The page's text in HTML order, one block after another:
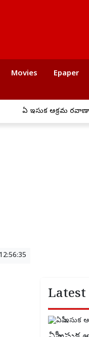
Movies Epaper
ఇసుక అక్రమ రవాణాపై
Latest